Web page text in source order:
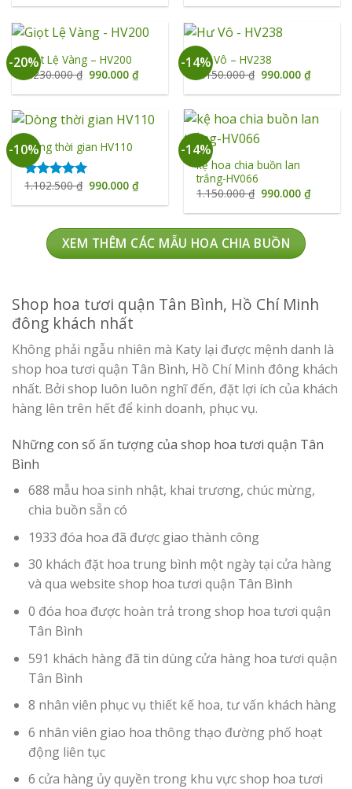
là: tại
990.000 ₫.
là: tại
-20%Giọt Lệ Vàng – HV200
1.230.000₫ Giá
gốc
là:
990.000₫Giá
tại
990.000 ₫.
-14%Hư Vô – HV238
1.150.000₫ Giá
gốc
là:
990.000₫Giá
tại
-10%Dòng thời gian HV110
Được xếp
1.102.500₫ Giá
là:
990.000₫Giá
tại
990.000 ₫.
-14%
kệ hoa chia buồn lan
trắng-HV066
1.150.000₫ Giá
gốc
là:
990.000₫Giá
tại
XEM THÊM CÁC MẪU HOA CHIA BUỒN
Shop hoa tươi quận Tân Bình, Hồ Chí Minh
đông khách nhất
Không phải ngẫu nhiên mà Katy lại được mệnh danh là
shop hoa tươi quận Tân Bình, Hồ Chí Minh đông khách
nhất. Bởi shop luôn luôn nghĩ đến, đặt lợi ích của khách
hàng lên trên hết để kinh doanh, phục vụ.
Những con số ấn tượng của shop hoa tươi quận Tân
Bình
688 mẫu hoa sinh nhật, khai trương, chúc mừng,
chia buồn sẵn có
1933 đóa hoa đã được giao thành công
30 khách đặt hoa trung bình một ngày tại cửa hàng
và qua website shop hoa tươi quận Tân Bình
0 đóa hoa được hoàn trả trong shop hoa tươi quận
Tân Bình
591 khách hàng đã tin dùng cửa hàng hoa tươi quận
Tân Bình
8 nhân viên phục vụ thiết kế hoa, tư vấn khách hàng
6 nhân viên giao hoa thông thạo đường phố hoạt
động liên tục
6 cửa hàng ủy quyền trong khu vực shop hoa tươi